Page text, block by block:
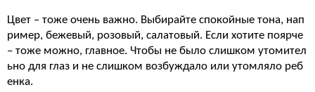
Цвет – тоже очень важно. Выбирайте спокойные тона, нап
ример, бежевый, розовый, салатовый. Если хотите поярче
– тоже можно, главное. Чтобы не было слишком утомител
ьно для глаз и не слишком возбуждало или утомляло реб
енка.